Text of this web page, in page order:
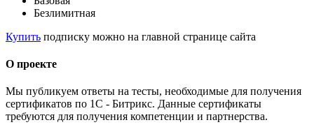
Безлимитная
Купить подписку можно на главной странице сайта
О проекте
Мы публикуем ответы на тесты, необходимые для получения
сертификатов по 1С - Битрикс. Данные сертификаты
требуются для получения компетенции и партнерства.